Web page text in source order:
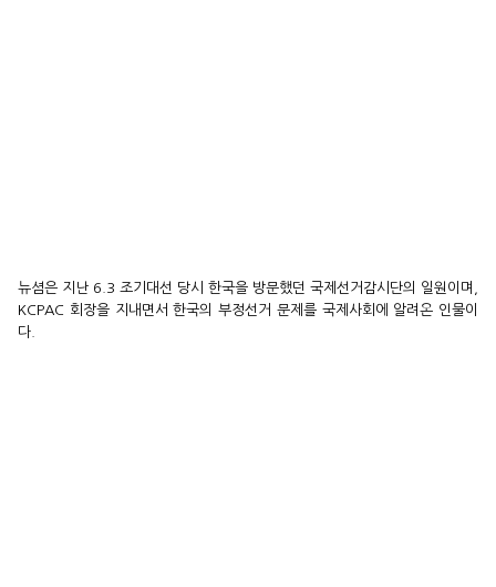
뉴셤은 지난 6.3 조기대선 당시 한국을 방문했던 국제선거감시단의 일원이며,
KCPAC 회장을 지내면서 한국의 부정선거 문제를 국제사회에 알려온 인물이
다.